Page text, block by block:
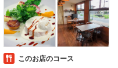
このお店のコース